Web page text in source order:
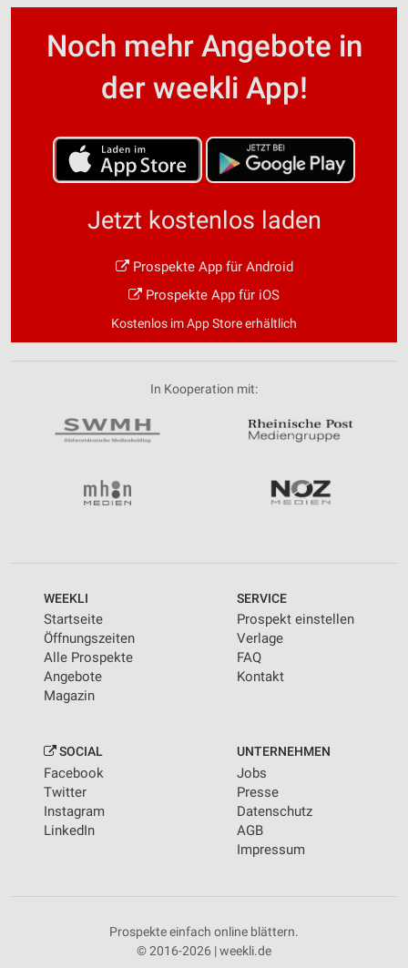
Noch mehr Angebote in
der weekli App!
Jetzt kostenlos laden
Prospekte App für Android
Prospekte App für iOS
Kostenlos im App Store erhältlich
In Kooperation mit:
WEEKLI
Startseite
Öffnungszeiten
Alle Prospekte
Angebote
Magazin
SERVICE
Prospekt einstellen
Verlage
FAQ
Kontakt
SOCIAL
Facebook
Twitter
Instagram
LinkedIn
UNTERNEHMEN
Jobs
Presse
Datenschutz
AGB
Impressum
Prospekte einfach online blättern.
© 2016-2026 | weekli.de